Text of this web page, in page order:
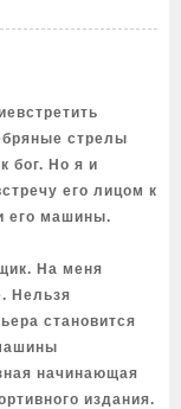
стрелы
бог. Но я и
его лицом к
его машины.
На меня
Нельзя
становится
начинающая
издания.